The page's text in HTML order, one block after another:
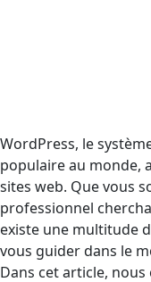
WordPress, le
populaire au monde,
sites web. Que vous
professionnel
existe une multitude
vous guider dans le
Dans cet article,